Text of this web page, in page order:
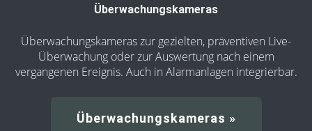
Überwachungskameras
Überwachungskameras zur gezielten, präventiven Live-
Überwachung oder zur Auswertung nach einem
vergangenen Ereignis. Auch in Alarmanlagen integrierbar.
Überwachungskameras »